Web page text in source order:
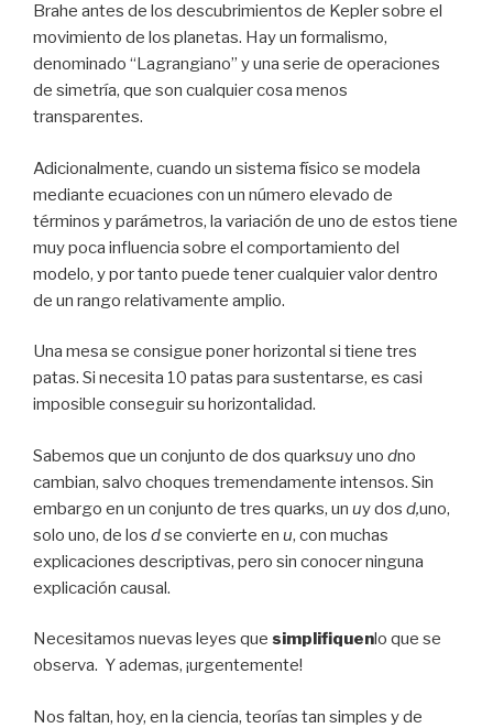
Brahe antes de los descubrimientos de Kepler sobre el
movimiento de los planetas. Hay un formalismo,
denominado “Lagrangiano” y una serie de operaciones
de simetría, que son cualquier cosa menos
transparentes.
Adicionalmente, cuando un sistema físico se modela
mediante ecuaciones con un número elevado de
términos y parámetros, la variación de uno de estos tiene
muy poca influencia sobre el comportamiento del
modelo, y por tanto puede tener cualquier valor dentro
de un rango relativamente amplio.
Una mesa se consigue poner horizontal si tiene tres
patas. Si necesita 10 patas para sustentarse, es casi
imposible conseguir su horizontalidad.
Sabemos que un conjunto de dos quarksuy uno dno
cambian, salvo choques tremendamente intensos. Sin
embargo en un conjunto de tres quarks, un uy dos d,uno,
solo uno, de los dse convierte en u, con muchas
explicaciones descriptivas, pero sin conocer ninguna
explicación causal.
Necesitamos nuevas leyes que simplifiquenlo que se
observa. Y ademas, ¡urgentemente!
Nos faltan, hoy, en la ciencia, teorías tan simples y de